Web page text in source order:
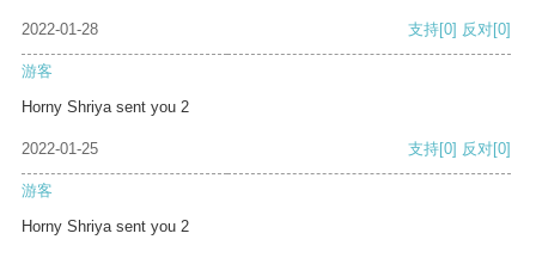
2022-01-28 支持[0] 反对[0]
游客
Horny Shriya sent you 2
2022-01-25 支持[0] 反对[0]
游客
Horny Shriya sent you 2